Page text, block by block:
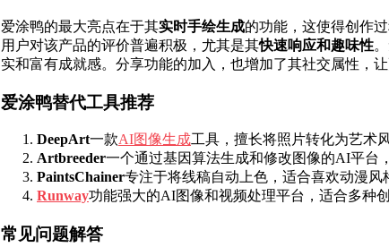
爱涂鸭的最大亮点在于其实时手绘生成的功能，这使得创作
用户对该产品的评价普遍积极，尤其是其快速响应和趣味性
实和富有成就感。分享功能的加入，也增加了其社交属性，
爱涂鸭替代工具推荐
DeepArt一款AI图像生成工具，擅长将照片转化为艺术
Artbreeder一个通过基因算法生成和修改图像的AI平台
PaintsChainer专注于将线稿自动上色，适合喜欢动漫风
Runway功能强大的AI图像和视频处理平台，适合多种
常见问题解答